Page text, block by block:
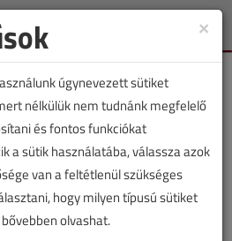
Toggle
TARTALOM
×
úgynevezett sütiket
nélkülük nem tudnánk megfelelő
és fontos funkciókat
a sütik használatába, válassza azok
van a feltétlenül szükséges
hogy milyen típusú sütiket
olvashat.